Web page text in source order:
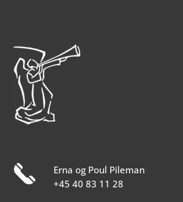
Erna og Poul Pileman
+45 40 83 11 28